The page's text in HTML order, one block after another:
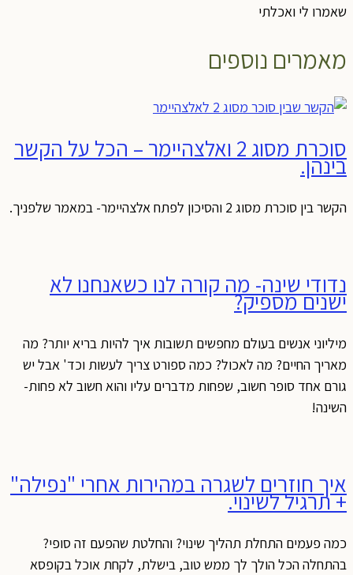
שאמרו לי ואכלתי
מאמרים נוספים
סוכרת מסוג 2 ואלצהיימר – הכל על הקשר
בינהן.
הקשר בין סוכרת מסוג 2 והסיכון לפתח אלצהיימר- במאמר שלפניך.
נדודי שינה- מה קורה לנו כשאנחנו לא
ישנים מספיק?
מיליוני אנשים בעולם מחפשים תשובות איך להיות בריא יותר? מה
מאריך החיים? מה לאכול? כמה ספורט צריך לעשות וכד' אבל יש
גורם אחד סופר חשוב, שפחות מדברים עליו והוא חשוב לא פחות-
השינה!
איך חוזרים לשגרה במהירות אחרי "נפילה"
+ תרגיל לשינוי.
כמה פעמים התחלת תהליך שינוי? והחלטת שהפעם זה סופי?
בהתחלה הכל הולך לך ממש טוב, בישלת, לקחת אוכל בקופסא